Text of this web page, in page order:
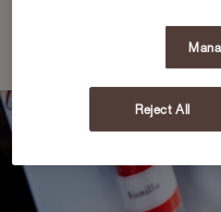
Reject All